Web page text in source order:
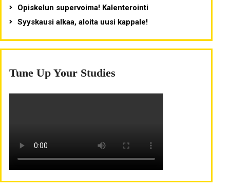
Opiskelun supervoima! Kalenterointi
Syyskausi alkaa, aloita uusi kappale!
Tune Up Your Studies